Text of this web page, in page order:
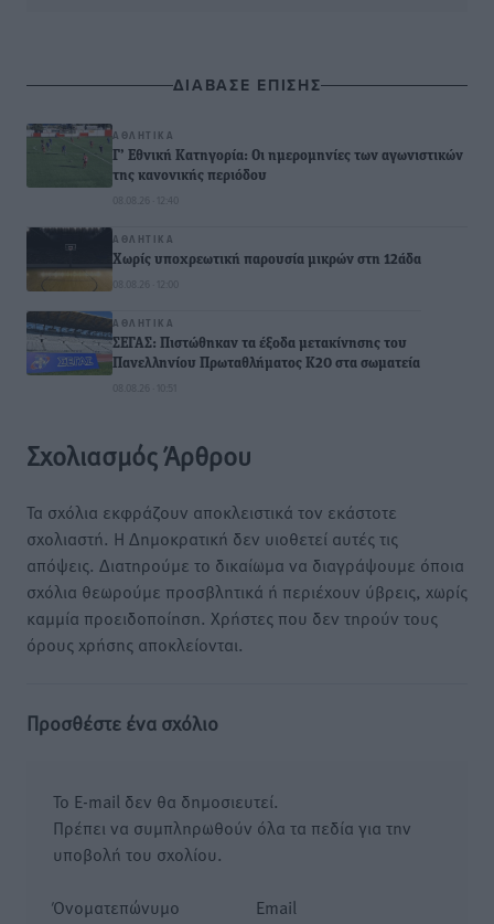
ΔΙΑΒΑΣΕ ΕΠΙΣΗΣ
ΑΘΛΗΤΙΚΆ
Γ’ Εθνική Κατηγορία: Οι ημερομηνίες των αγωνιστικών
της κανονικής περιόδου
08.08.26 · 12:40
ΑΘΛΗΤΙΚΆ
Χωρίς υποχρεωτική παρουσία μικρών στη 12άδα
08.08.26 · 12:00
ΑΘΛΗΤΙΚΆ
ΣΕΓΑΣ: Πιστώθηκαν τα έξοδα μετακίνησης του
Πανελληνίου Πρωταθλήματος Κ20 στα σωματεία
08.08.26 · 10:51
Σχολιασμός Άρθρου
Τα σχόλια εκφράζουν αποκλειστικά τον εκάστοτε
σχολιαστή. Η Δημοκρατική δεν υιοθετεί αυτές τις
απόψεις. Διατηρούμε το δικαίωμα να διαγράψουμε όποια
σχόλια θεωρούμε προσβλητικά ή περιέχουν ύβρεις, χωρίς
καμμία προειδοποίηση. Χρήστες που δεν τηρούν τους
όρους χρήσης αποκλείονται.
Προσθέστε ένα σχόλιο
Το E-mail δεν θα δημοσιευτεί.
Πρέπει να συμπληρωθούν όλα τα πεδία για την
υποβολή του σχολίου.
Όνοματεπώνυμο Email